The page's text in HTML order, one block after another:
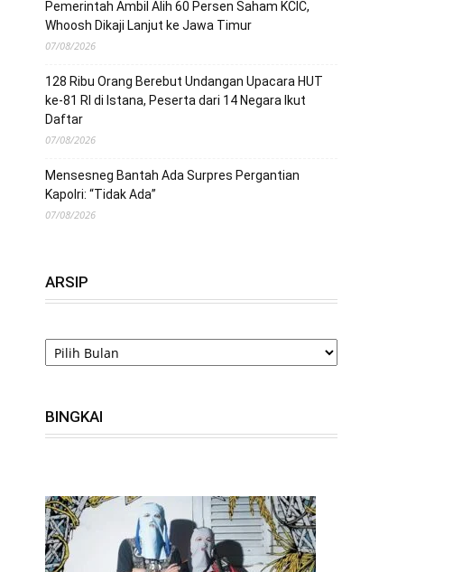
Pemerintah Ambil Alih 60 Persen Saham KCIC,
Whoosh Dikaji Lanjut ke Jawa Timur
07/08/2026
128 Ribu Orang Berebut Undangan Upacara HUT
ke-81 RI di Istana, Peserta dari 14 Negara Ikut
Daftar
07/08/2026
Mensesneg Bantah Ada Surpres Pergantian
Kapolri: “Tidak Ada”
07/08/2026
ARSIP
ARSIP
BINGKAI